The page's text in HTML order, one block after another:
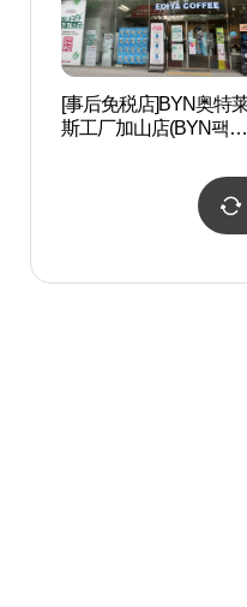
[事后免税店]BYN奥特
斯工厂加山店(BYN팩토